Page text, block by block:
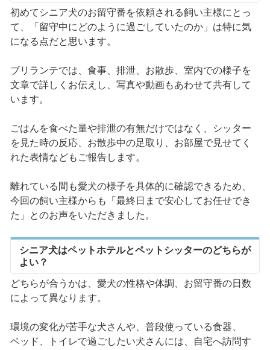
初めてシニア犬のお留守番を依頼される飼い主様にとっ
て、「留守中にどのように過ごしていたのか」は特に気
になる点だと思います。
ブリランテでは、食事、排泄、お散歩、室内での様子を
文章で詳しくお伝えし、写真や動画もあわせて共有して
います。
ごはんを食べた量や排泄の有無だけではなく、シッター
を見た時の反応、お散歩中の足取り、お部屋で見せてく
れた表情などもご報告します。
離れている間も愛犬の様子を具体的に確認できるため、
今回の飼い主様からも「最終日まで安心してお任せでき
た」とのお声をいただきました。
シニア犬はペットホテルとペットシッターのどちらが
よい？
どちらが合うかは、愛犬の性格や体調、お留守番の日数
によって異なります。
環境の変化が苦手な犬さんや、普段使っている食器、
ベッド、トイレで過ごしたい犬さんには、自宅へ訪問す